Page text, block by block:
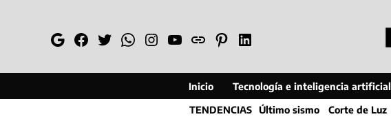
GoogleFacebook
TwitterWhatsapp
Instagram
YouTube
WebPinterestLinkedin
Inicio Tecnología e inteligencia artificial
TENDENCIAS Último sismo Corte de Luz